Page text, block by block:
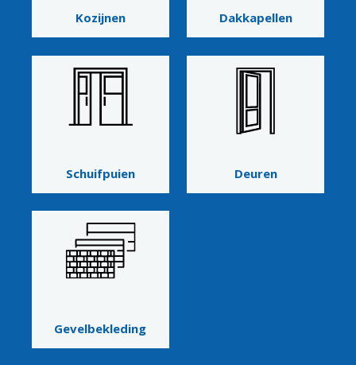
Kozijnen Dakkapellen
Schuifpuien Deuren
Gevelbekleding